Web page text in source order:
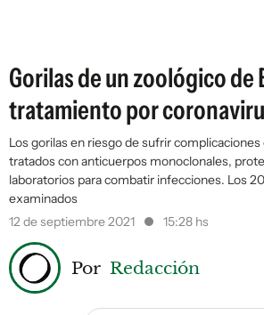
Gorilas de un zoológico de
tratamiento por
Los gorilas en riesgo de sufrir
tratados con anticuerpos monoclonales,
laboratorios para combatir infecciones. Los
examinados
12 de septiembre 2021
15:28 hs
Por Redacción